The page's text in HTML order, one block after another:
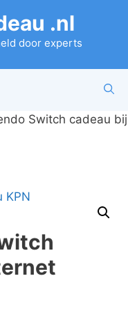
.nl
door experts
Switch cadeau bij